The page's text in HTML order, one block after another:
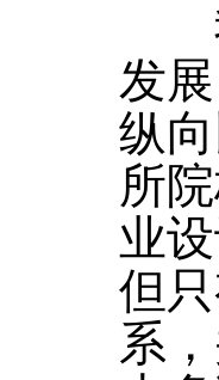
我
发
纵
所
业
但
系